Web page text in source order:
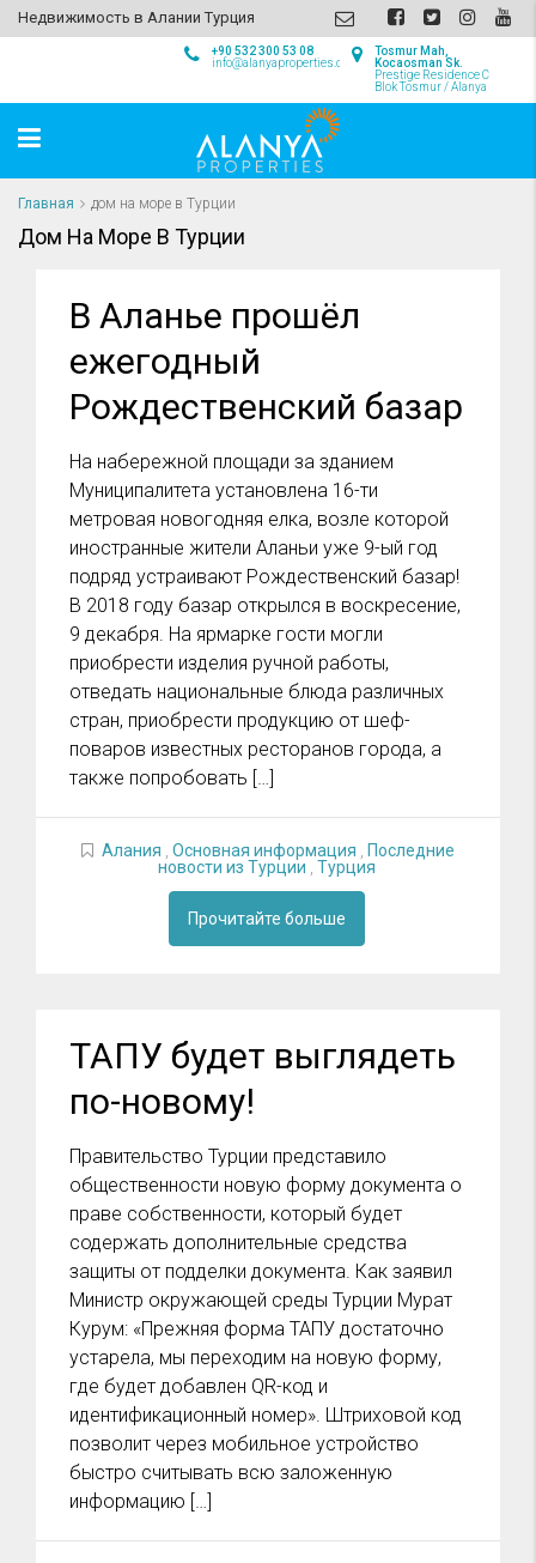
Недвижимость в Алании Турция
Tosmur Mah,
Kocaosman Sk.
Prestige Residence C
Blok Tosmur / Alanya
+90 532 300 53 08
info@alanyaproperties.com
Главная дом на море в Турции
Дом На Море В Турции
В Аланье прошёл
ежегодный
Рождественский базар
На набережной площади за зданием
Муниципалитета установлена 16-ти
метровая новогодняя елка, возле которой
иностранные жители Аланьи уже 9-ый год
подряд устраивают Рождественский базар!
В 2018 году базар открылся в воскресение,
9 декабря. На ярмарке гости могли
приобрести изделия ручной работы,
отведать национальные блюда различных
стран, приобрести продукцию от шеф-
поваров известных ресторанов города, а
также попробовать […]
Алания Основная информация
Последние
новости из Турции
Турция
Прочитайте больше
ТАПУ будет выглядеть
по-новому!
Правительство Турции представило
общественности новую форму документа о
праве собственности, который будет
содержать дополнительные средства
защиты от подделки документа. Как заявил
Министр окружающей среды Турции Мурат
Курум: «Прежняя форма ТАПУ достаточно
устарела, мы переходим на новую форму,
где будет добавлен QR-код и
идентификационный номер». Штриховой код
позволит через мобильное устройство
быстро считывать всю заложенную
информацию […]